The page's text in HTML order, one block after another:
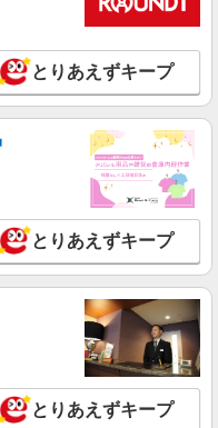
とりあえずキープ
とりあえずキープ
とりあえずキープ